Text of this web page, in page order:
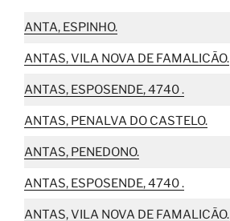
ANTA, ESPINHO.
ANTAS, VILA NOVA DE FAMALICÃO.
ANTAS, ESPOSENDE, 4740 .
ANTAS, PENALVA DO CASTELO.
ANTAS, PENEDONO.
ANTAS, ESPOSENDE, 4740 .
ANTAS, VILA NOVA DE FAMALICÃO.